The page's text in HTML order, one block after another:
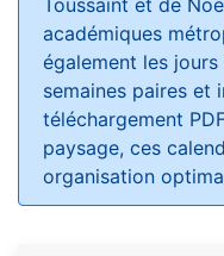
Toussaint et de
académiques
également les
semaines paires et
téléchargement
paysage, ces
organisation